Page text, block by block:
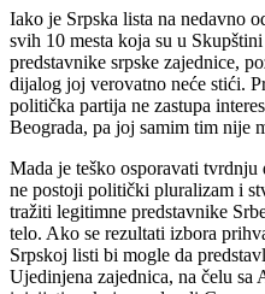
Iako je Srpska lista na nedavno
svih 10 mesta koja su u
predstavnike srpske zajednice,
dijalog joj verovatno neće stići.
politička partija ne zastupa
Beograda, pa joj samim tim nije
Mada je teško osporavati
ne postoji politički pluralizam i
tražiti legitimne predstavnike
telo. Ako se rezultati izbora
Srpskoj listi bi mogle da
Ujedinjena zajednica, na čelu